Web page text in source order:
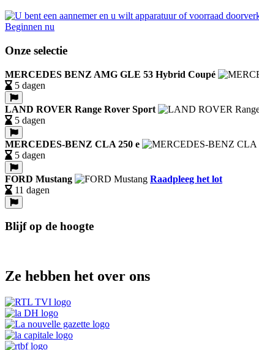
Beginnen nu
Onze selectie
MERCEDES BENZ AMG GLE 53 Hybrid Coupé
5 dagen
LAND ROVER Range Rover Sport
5 dagen
MERCEDES-BENZ CLA 250 e
5 dagen
FORD Mustang
Raadpleeg het lot
11 dagen
Blijf op de hoogte
Ze hebben het over ons